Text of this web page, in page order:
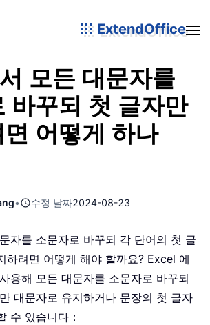
ExtendOffice
모든 대문자를
바꾸되 첫 글자만
어떻게 하나
• 수정 날짜2024-08-23
자를 소문자로 바꾸되 각 단어의 첫 글
하려면 어떻게 해야 할까요? Excel 에
용해 모든 대문자를 소문자로 바꾸되
대문자로 유지하거나 문장의 첫 글자
수 있습니다：